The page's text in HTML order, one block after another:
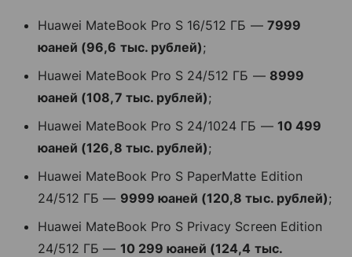
Huawei MateBook Pro S 16/512 ГБ — 7999
юаней (96,6 тыс. рублей);
Huawei MateBook Pro S 24/512 ГБ — 8999
юаней (108,7 тыс. рублей);
Huawei MateBook Pro S 24/1024 ГБ — 10 499
юаней (126,8 тыс. рублей);
Huawei MateBook Pro S PaperMatte Edition
24/512 ГБ — 9999 юаней (120,8 тыс. рублей);
Huawei MateBook Pro S Privacy Screen Edition
24/512 ГБ — 10 299 юаней (124,4 тыс.